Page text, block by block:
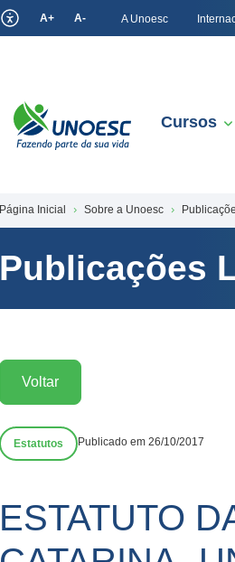
A+ A- A Unoesc
Cursos
Página Inicial Sobre a Unoesc
Publicações
Voltar
Estatutos Publicado em 26/10/2017
ESTATUTO